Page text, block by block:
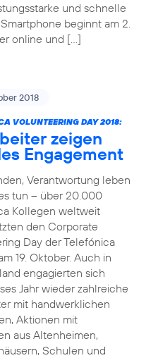
und schnelle
beginnt am 2.
online und […]
2018
VOLUNTEERING DAY 2018:
zeigen
Engagement
Verantwortung leben
tun – über 20.000
Kollegen weltweit
den Corporate
Day der Telefónica
19. Oktober. Auch in
engagierten sich
Jahr wieder zahlreiche
mit handwerklichen
Aktionen mit
aus Altenheimen,
Schulen und